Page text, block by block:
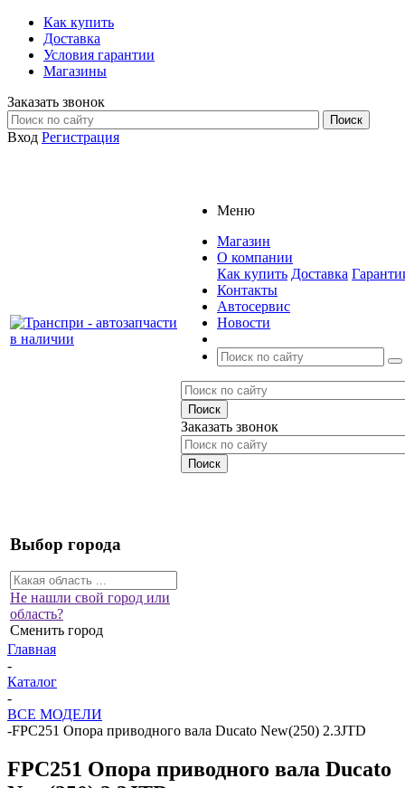
Как купить
Доставка
Условия гарантии
Магазины
Заказать звонок
Вход Регистрация
Меню
Магазин
О компании
Как купить Доставка
Контакты
Автосервис
Новости
Заказать звонок
Выбор города
Не нашли свой город или
область?
Сменить город
Главная
-
Каталог
-
ВСЕ МОДЕЛИ
-FPC251 Опора приводного вала Ducato New(250) 2.3JTD
FPC251 Опора приводного вала Ducato